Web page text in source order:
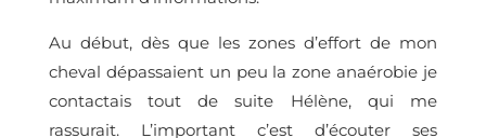
Au début, dès que les zones d’effort de mon
cheval dépassaient un peu la zone anaérobie je
contactais tout de suite Hélène, qui me
rassurait. L’important c’est d’écouter ses